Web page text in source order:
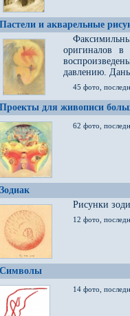
Пастели и акварельные
оригиналов
давлению.
45 фото,
Проекты для живописи
62 фото,
Зодиак
Рисунки
12 фото,
Символы
14 фото,